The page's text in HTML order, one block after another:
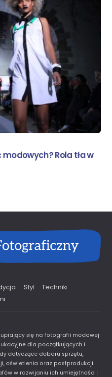
Rola tła w
Styl
Techniki
się na fotografii modowej
dla początkujących i
dotyczące doboru sprzętu,
oświetlenia oraz postprodukcji.
w rozwijaniu ich umiejętności i